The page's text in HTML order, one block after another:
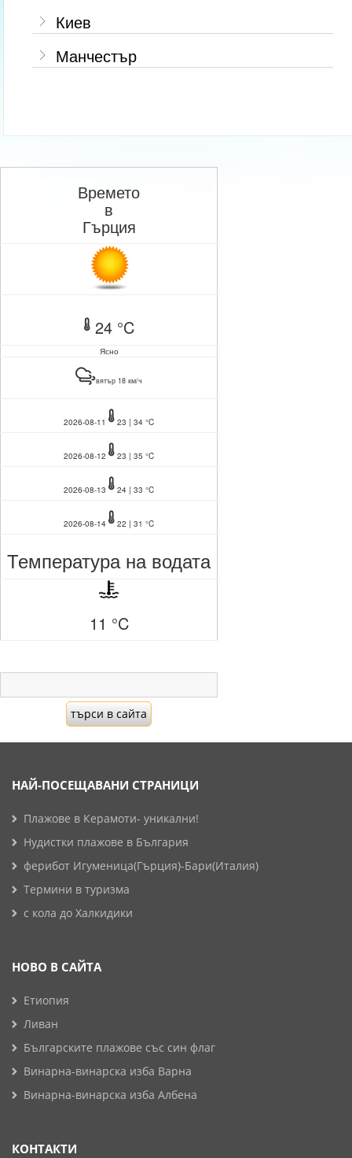
Киев
Манчестър
Времето
в
Гърция
24 °C
Ясно
вятър 18 км/ч
2026-08-11 23 | 34 °C
2026-08-12 23 | 35 °C
2026-08-13 24 | 33 °C
2026-08-14 22 | 31 °C
Температура на водата
11 °C
НАЙ-ПОСЕЩАВАНИ СТРАНИЦИ
Плажове в Керамоти- уникални!
Нудистки плажове в България
ферибот Игуменица(Гърция)-Бари(Италия)
Термини в туризма
с кола до Халкидики
НОВО В САЙТА
Етиопия
Ливан
Българските плажове със син флаг
Винарна-винарска изба Варна
Винарна-винарска изба Албена
КОНТАКТИ